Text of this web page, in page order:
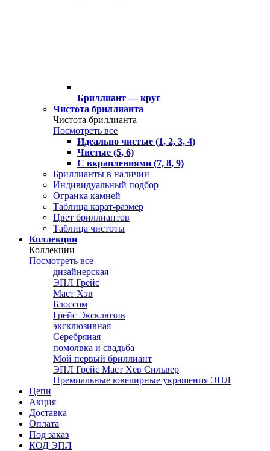
Бриллиант — круг
Чистота бриллианта
Чистота бриллианта
Посмотреть все
Идеально чистые (1, 2, 3, 4)
Чистые (5, 6)
С вкраплениями (7, 8, 9)
Бриллианты в наличии
Индивидуальный подбор
Огранка камней
Таблица карат-размер
Цвет бриллиантов
Таблица чистоты
Коллекции
Коллекции
Посмотреть все
дизайнерская
ЭПЛ Грейс
Маст Хэв
Блоссом
Грейс Эксклюзив
эксклюзивная
Серебряная
помолвка и свадьба
Мой первый бриллиант
ЭПЛ Грейс Маст Хев Сильвер
Премиальные ювелирные украшения ЭПЛ
Цепи
Акция
Доставка
Оплата
Под заказ
КОД ЭПЛ